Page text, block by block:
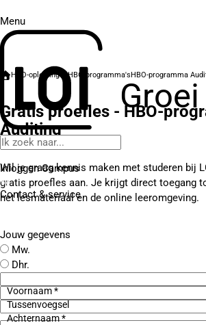
Menu
Inloggen Campus
Contact& service
HBO-opleidingenHBO-programma'sHBO-programma
Gratis proefles - HBO-
Auditing
Wil je graag kennis maken met studeren bij
gratis proefles aan. Je krijgt direct toegang
het lesmateriaal en de online leeromgeving.
Jouw gegevens
Mw.
Dhr.
Voornaam *
Tussenvoegsel
Achternaam *